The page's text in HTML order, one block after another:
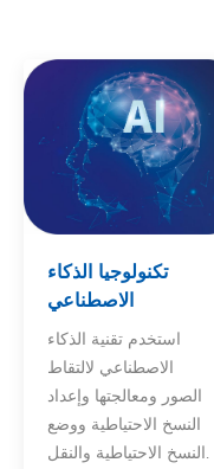
تكنولوجيا الذكاء
الاصطناعي
استخدم تقنية الذكاء
الاصطناعي لالتقاط
الصور ومعالجتها وإعداد
النسخ الاحتياطية ووضع
النسخ الاحتياطية والنقل.